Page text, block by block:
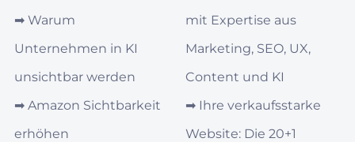
➡︎ Warum
Unternehmen in KI
unsichtbar werden
➡︎ Amazon Sichtbarkeit
erhöhen
mit Expertise aus
Marketing, SEO, UX,
Content und KI
➡︎ Ihre verkaufsstarke
Website: Die 20+1